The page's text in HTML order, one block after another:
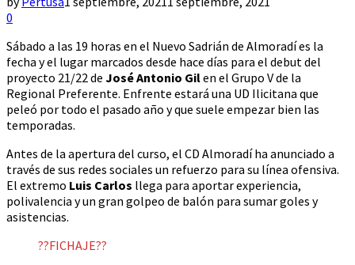
0
Sábado a las 19 horas en el Nuevo Sadrián de Almoradí es la
fecha y el lugar marcados desde hace días para el debut del
proyecto 21/22 de José Antonio Gilen el Grupo V de la
Regional Preferente. Enfrente estará una UD Ilicitana que
peleó por todo el pasado año y que suele empezar bien las
temporadas.
Antes de la apertura del curso, el CD Almoradí ha anunciado a
través de sus redes sociales un refuerzo para su línea ofensiva.
El extremo Luis Carlos llega para aportar experiencia,
polivalencia y un gran golpeo de balón para sumar goles y
asistencias.
??FICHAJE??